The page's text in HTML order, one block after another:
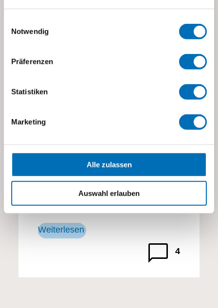
Notwendig
Präferenzen
Statistiken
Marketing
Alle zulassen
Auswahl erlauben
07.08.2023
Heilpädagogische
Heilpädagogischen Tagesschule
Weiterlesen
4